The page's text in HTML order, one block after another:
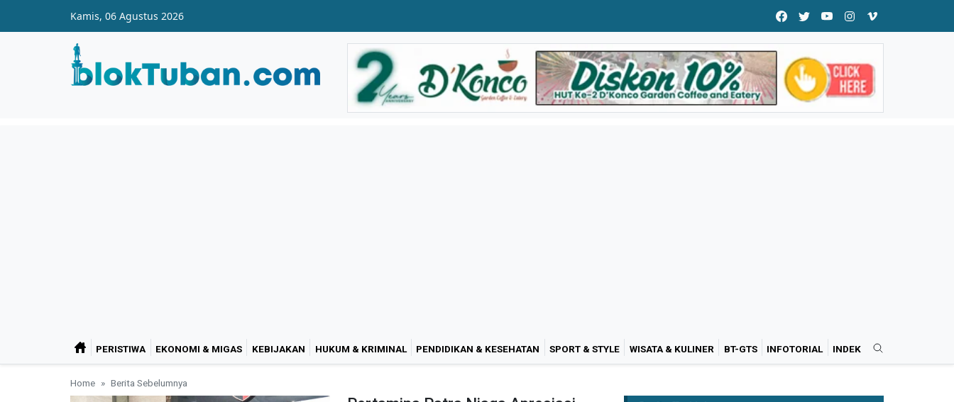
Kamis, 06 Agustus 2026
PERISTIWA EKONOMI & MIGAS KEBIJAKAN HUKUM & KRIMINAL PENDIDIKAN & KESEHATAN SPORT & STYLE WISATA & KULINER BT-GTS INFOTORIAL INDEK
Home Berita Sebelumnya